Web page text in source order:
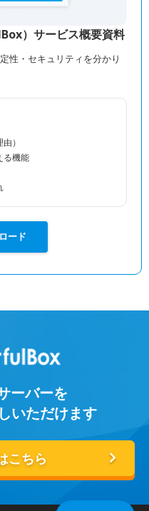
）サービス概要資料
性・セキュリティを分かり
）
る機能
ード
ーバーを
いただけます
こちら